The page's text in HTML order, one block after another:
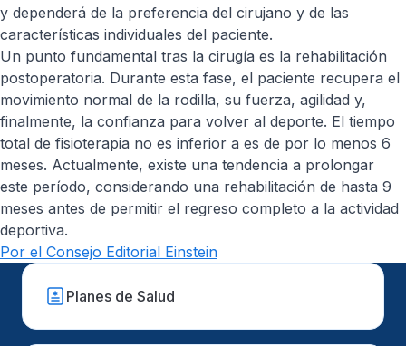
y dependerá de la preferencia del cirujano y de las
características individuales del paciente.
Un punto fundamental tras la cirugía es la rehabilitación
postoperatoria. Durante esta fase, el paciente recupera el
movimiento normal de la rodilla, su fuerza, agilidad y,
finalmente, la confianza para volver al deporte. El tiempo
total de fisioterapia no es inferior a es de por lo menos 6
meses. Actualmente, existe una tendencia a prolongar
este período, considerando una rehabilitación de hasta 9
meses antes de permitir el regreso completo a la actividad
deportiva.
Por el Consejo Editorial Einstein
Planes de Salud